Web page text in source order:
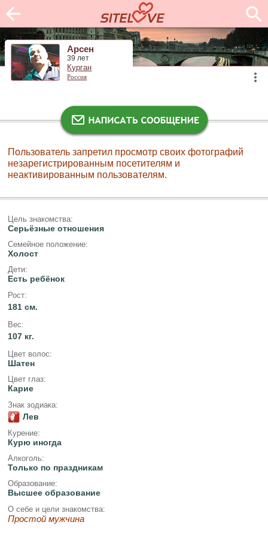
Арсен
39 лет
Курган
Россия
Пользователь запретил просмотр своих фотографий
незарегистрированным посетителям и
неактивированным пользователям.
Цель знакомства:
Серьёзные отношения
Семейное положение:
Холост
Дети:
Есть ребёнок
Рост:
181 см.
Вес:
107 кг.
Цвет волос:
Шатен
Цвет глаз:
Карие
Знак зодиака:
Лев
Курение:
Курю иногда
Алкоголь:
Только по праздникам
Образование:
Высшее образование
О себе и цели знакомства:
Простой мужчина